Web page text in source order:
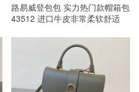
路易威登包包 实力热门款帽箱包
43512 进口牛皮非常柔软舒适